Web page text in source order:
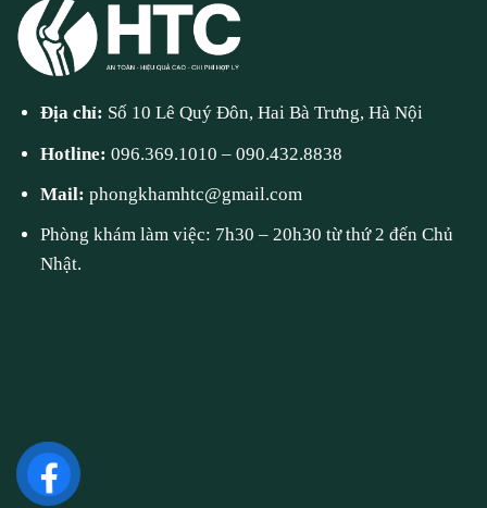
Địa chỉ: Số 10 Lê Quý Đôn, Hai Bà Trưng, Hà Nội
Hotline:096.369.1010 –090.432.8838
Mail:phongkhamhtc@gmail.com
Phòng khám làm việc: 7h30 – 20h30 từ thứ 2 đến Chủ
Nhật.